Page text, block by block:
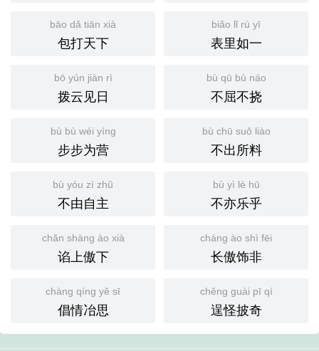
bāo dǎ tiān xià
包打天下
biǎo lǐ rú yī
表里如一
bō yún jiàn rì
拨云见日
bù qū bù náo
不屈不挠
bù bù wéi yíng
步步为营
bù chū suǒ liào
不出所料
bù yóu zì zhǔ
不由自主
bù yì lè hū
不亦乐乎
chǎn shàng ào xià
谄上傲下
cháng ào shì fēi
长傲饰非
chàng qíng yě sī
倡情冶思
chěng guài pī qí
逞怪披奇